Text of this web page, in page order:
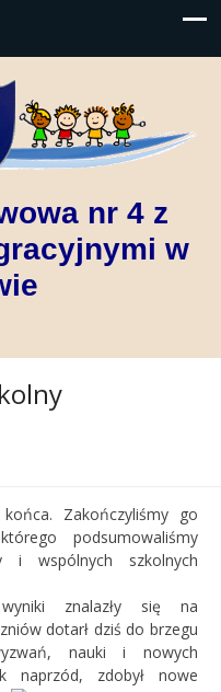
nr 4 z
w
Zakończyliśmy go
podsumowaliśmy
i wspólnych szkolnych
znalazły się na
dotarł dziś do brzegu
nauki i nowych
naprzód, zdobył nowe